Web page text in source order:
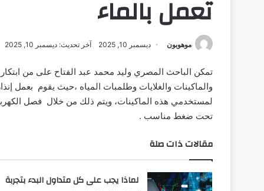
تعمل بالماء
موهوبون ديسمبر 10, 2025 آخر تحديث: ديسمبر 10, 2025
تمكن الباحث المصري وليد محمد عبد الفتاح على من ابتكار
والماكينات والغلايات وطلمبات المياه ،حيث يقوم بعمل
لمستخدمي هذه الماكينات، ويتم ذلك من خلال فصل
تحت ضغط مناسب .
مقالات ذات صلة
لماذا يجب على كل متداول البدء بتجربة